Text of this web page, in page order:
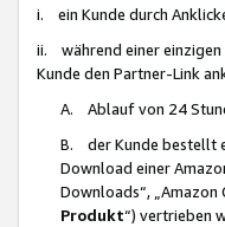
i. ein Kunde durch
ii. während einer einzigen
Kunde den Partner-Link
A. Ablauf von 24
B. der Kunde bestellt
Download einer
Downloads“, „Amazon
Produkt“) vertrieben